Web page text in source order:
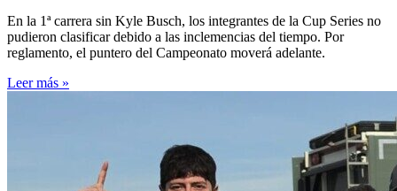
En la 1ª carrera sin Kyle Busch, los integrantes de la Cup Series no
pudieron clasificar debido a las inclemencias del tiempo. Por
reglamento, el puntero del Campeonato moverá adelante.
Leer más »